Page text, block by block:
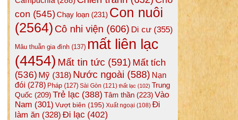
con (545)Chạy loạn (231) Con nuôi
(2564) Cô nhi viện (606) Di cư (355)
Mâu thuẫn gia đình (137) mất liên lạc
(4454) Mất tin tức (591) Mất tích
(536) Mỹ (318) Nước ngoài (588) Nạn
đói (278) Pháp (127) Sài Gòn (121) thất lạc (102) Trung
Quốc (209) Trẻ lạc (388) Tâm thần (223) Vào
Nam (301) Vượt biên (195) Xuất ngoại (108) Đi
làm ăn (328) Đi lạc (402)